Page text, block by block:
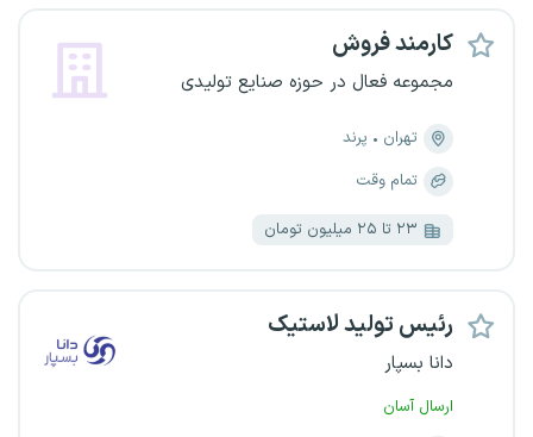
کارمند فروش
مجموعه فعال در حوزه صنایع تولیدی
تهران
پرند
تمام وقت
۲۳ تا ۲۵ میلیون تومان
رئیس تولید لاستیک
دانا بسپار
ارسال آسان